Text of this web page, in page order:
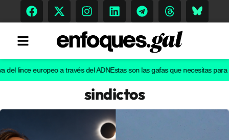
europeo a través del ADNEstas son las gafas que necesitas para ver
sindictos